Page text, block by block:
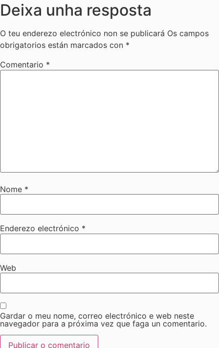
Deixa unha resposta
O teu enderezo electrónico non se publicará Os campos
obrigatorios están marcados con *
Comentario *
Nome *
Enderezo electrónico *
Web
Gardar o meu nome, correo electrónico e web neste
navegador para a próxima vez que faga un comentario.